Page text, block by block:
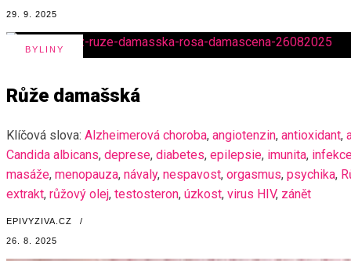
29. 9. 2025
BYLINY
Růže damašská
Klíčová slova: Alzheimerová choroba, angiotenzin, antioxidant,
Candida albicans, deprese, diabetes, epilepsie, imunita,
masáže, menopauza, návaly, nespavost, orgasmus, psychika,
extrakt, růžový olej, testosteron, úzkost, virus HIV, zánět
EPIVYZIVA.CZ /
26. 8. 2025